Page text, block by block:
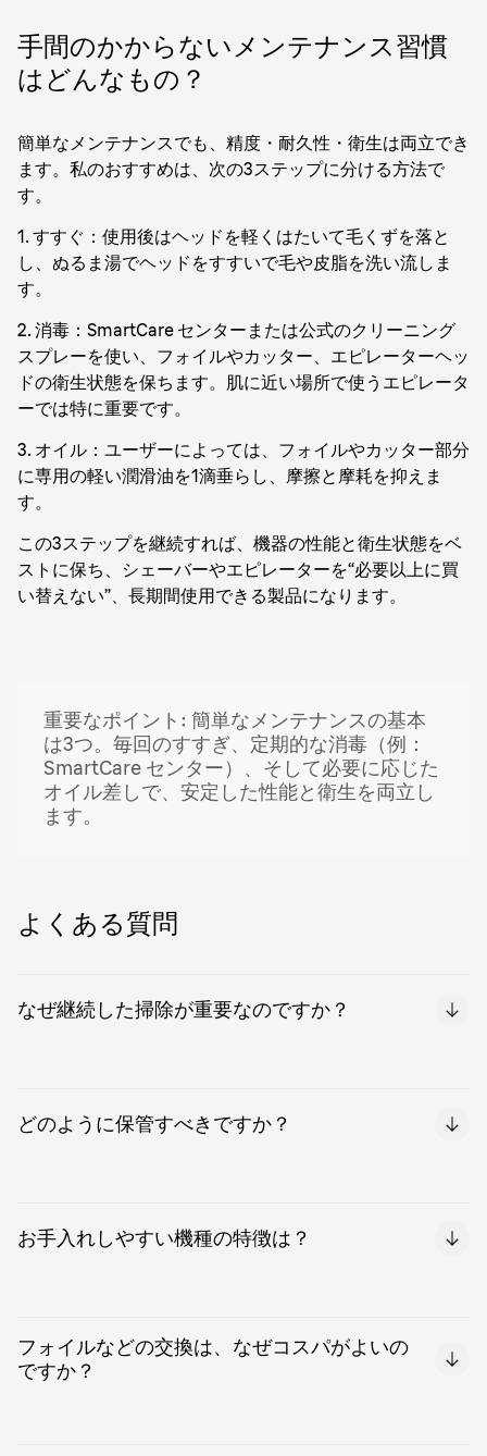
手間のかからないメンテナンス習慣
はどんなもの？
簡単なメンテナンスでも、精度・耐久性・衛生は両立でき
ます。私のおすすめは、次の3ステップに分ける方法で
す。
1. すすぐ：使用後はヘッドを軽くはたいて毛くずを落と
し、ぬるま湯でヘッドをすすいで毛や皮脂を洗い流しま
す。
2. 消毒：SmartCare センターまたは公式のクリーニング
スプレーを使い、フォイルやカッター、エピレーターヘッ
ドの衛生状態を保ちます。肌に近い場所で使うエピレータ
ーでは特に重要です。
3. オイル：ユーザーによっては、フォイルやカッター部分
に専用の軽い潤滑油を1滴垂らし、摩擦と摩耗を抑えま
す。
この3ステップを継続すれば、機器の性能と衛生状態をベ
ストに保ち、シェーバーやエピレーターを“必要以上に買
い替えない”、長期間使用できる製品になります。
重要なポイント: 簡単なメンテナンスの基本
は3つ。毎回のすすぎ、定期的な消毒（例：
SmartCare センター）、そして必要に応じた
オイル差しで、安定した性能と衛生を両立し
ます。
よくある質問
なぜ継続した掃除が重要なのですか？
とで、長期的なパフォーマンスを守れるからです。
どのように保管すべきですか？
チや引き出しで整理保管することで、腐食・細菌繁殖・物
お手入れしやすい機種の特徴は？
ど）や、高い防水等級（IPX7など、しっかりした水すすぎ
が可能）を備え、少ない手間で効果的に清潔を保てるよう
設計されています。
フォイルなどの交換は、なぜコスパがよいの
ですか？